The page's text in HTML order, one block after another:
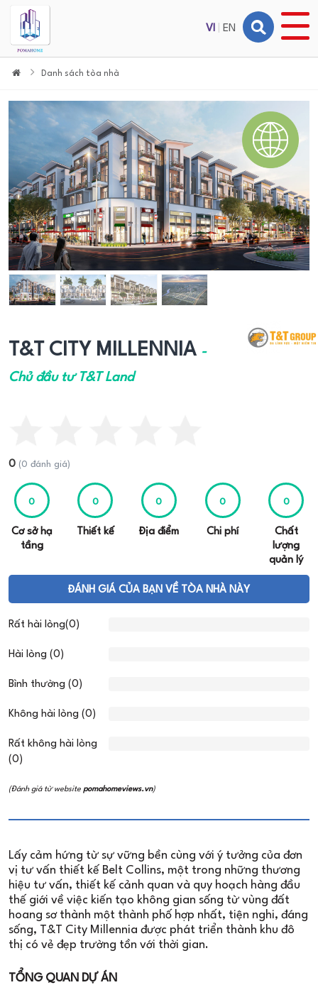
VI| EN
Danh sách tòa nhà
T&T CITY MILLENNIA -
Chủ đầu tư T&T Land
0 (0 đánh giá)
0
Cơ sở hạ
tầng
0
Thiết kế
0
Địa điểm
0
Chi phí
0
Chất
lượng
quản lý
ĐÁNH GIÁ CỦA BẠN VỀ TÒA NHÀ NÀY
Rất hài lòng(0)
Hài lòng (0)
Bình thường (0)
Không hài lòng (0)
Rất không hài lòng
(0)
(Đánh giá từ website pomahomeviews.vn)
Lấy cảm hứng từ sự vững bền cùng với ý tưởng của đơn
vị tư vấn thiết kế Belt Collins, một trong những thương
hiệu tư vấn, thiết kế cảnh quan và quy hoạch hàng đầu
thế giới về việc kiến tạo không gian sống từ vùng đất
hoang sơ thành một thành phố hợp nhất, tiện nghi, đáng
sống, T&T City Millennia được phát triển thành khu đô
thị có vẻ đẹp trường tồn với thời gian.
TỔNG QUAN DỰ ÁN